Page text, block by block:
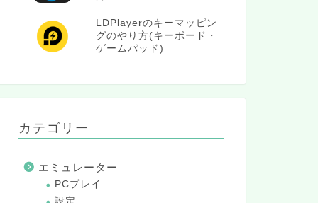
LDPlayerのキーマッピン
グのやり方(キーボード・
ゲームパッド)
カテゴリー
エミュレーター
PCプレイ